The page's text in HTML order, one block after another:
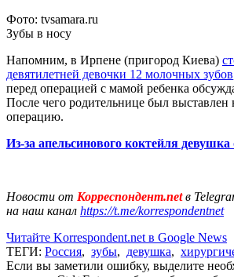
Фото: tvsamara.ru
Зубы в носу
Напомним, в Ирпене (пригород Киева)
девятилетней девочки 12 молочных зубов
перед операцией с мамой ребенка
После чего родительнице был выставлен
операцию.
Из-за апельсинового коктейля девушка
Новости от Корреспондент.netв
на наш канал https://t.me/korrespondentnet
Читайте Korrespondent.net в Google News
ТЕГИ: Россия, зубы, девушка,
Если вы заметили ошибку, выделите